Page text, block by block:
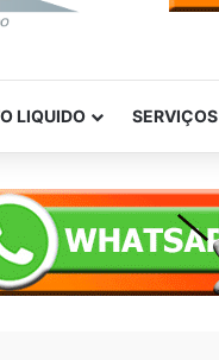
LIQUIDO SERVIÇOS